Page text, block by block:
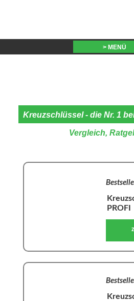
Kreuzschlüssel - die Nr. 1
Vergleich,
PROFI
> MENÜ